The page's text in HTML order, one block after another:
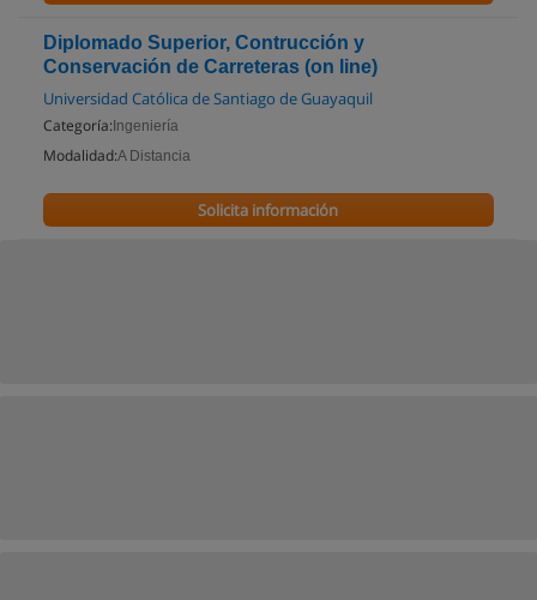
Diplomado Superior, Contrucción y
Conservación de Carreteras (on line)
Universidad Católica de Santiago de Guayaquil
Categoría: Ingeniería
Modalidad:A Distancia
Solicita información